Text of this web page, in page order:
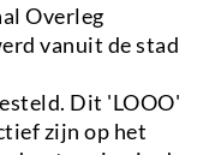
Overleg
vanuit de stad
Dit 'LOOO'
zijn op het